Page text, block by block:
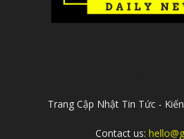
Trang Cập Nhật Tin Tức -
Contact us: